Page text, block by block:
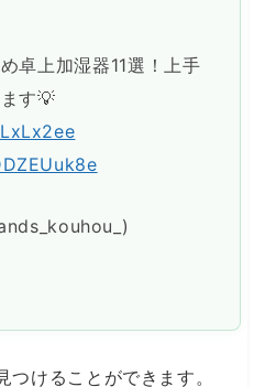
卓上加湿器11選！上手
す💡
つけることができます。